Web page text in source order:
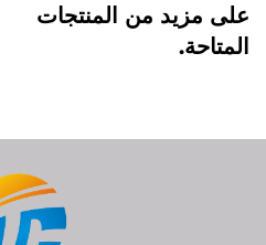
على مزيد من المنتجات
المتاحة.